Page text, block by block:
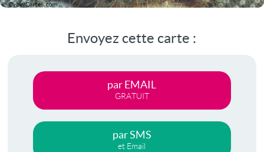
Envoyez cette carte :
par EMAIL
GRATUIT
par SMS
et Email